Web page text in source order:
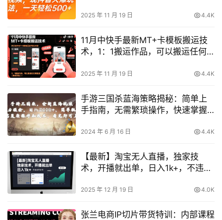
2025 年 11 月 19 日 4.4K
11月中快手最新MT+卡模板搬运技
术，1：1搬运作品，可以搬运任何
2025 年 11 月 19 日 4.4K
手游三国杀蓝海策略揭秘：简单上
手指南，无需繁琐操作，快速掌握
2024 年 6 月 16 日 4.4K
【最新】淘宝无人直播，独家技
术，开播就出单，日入1k+，不违规
2025 年 12 月 19 日 4.0K
张兰电商IP切片带货特训：内部课程